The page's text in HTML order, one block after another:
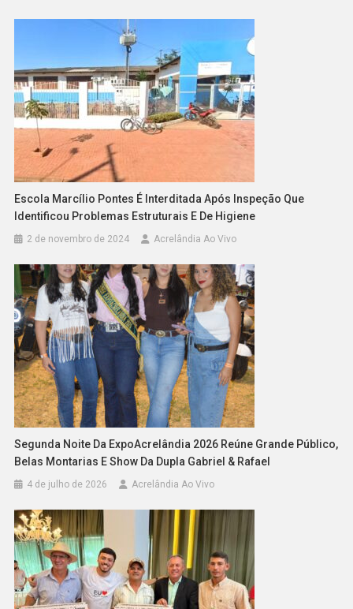
Escola Marcílio Pontes É Interditada Após Inspeção Que
Identificou Problemas Estruturais E De Higiene
2 de novembro de 2024 Acrelândia Ao Vivo
Segunda Noite Da ExpoAcrelândia 2026 Reúne Grande Público,
Belas Montarias E Show Da Dupla Gabriel & Rafael
4 de julho de 2026 Acrelândia Ao Vivo